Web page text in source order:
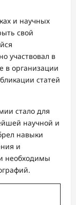
и научных
свой
участвовал в
в организации
статей
стало для
научной и
навыки
и
необходимы